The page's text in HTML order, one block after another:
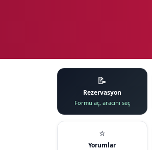
📝
Rezervasyon
Formu aç, aracını seç
⭐
Yorumlar